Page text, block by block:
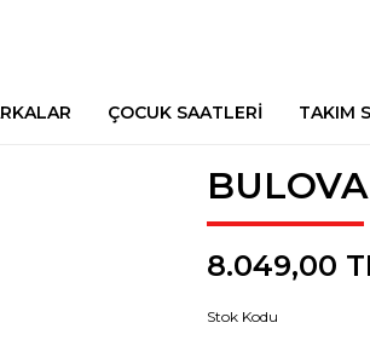
ÇOCUK SAATLERİ TAKIM
8.049,00
Stok Kodu